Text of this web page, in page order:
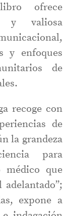
ofrece
y valiosa
y enfoques
de
recoge con
de
la grandeza
para
médico que
expone a